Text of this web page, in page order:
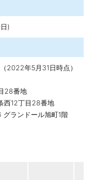
)
2022年5月31日時点）
28番地
西12丁目28番地
ランドール旭町1階